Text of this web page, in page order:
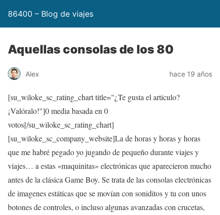
86400 – Blog de viajes
Aquellas consolas de los 80
Alex hace 19 años
[su_wiloke_sc_rating_chart title="¿Te gusta el artículo?
¡Valóralo!"]0media basada en 0
votos[/su_wiloke_sc_rating_chart]
[su_wiloke_sc_company_website]La de horas y horas y horas
que me habré pegado yo jugando de pequeño durante viajes y
viajes… a estas «maquinitas» electrónicas que aparecieron mucho
antes de la clásica Game Boy. Se trata de las consolas electrónicas
de imagenes estáticas que se movían con soniditos y tu con unos
botones de controles, o incluso algunas avanzadas con crucetas,